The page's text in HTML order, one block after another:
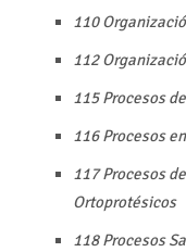
110
112
115 Procesos
116 Procesos
117 Procesos
Ortoprotésicos
118 Procesos